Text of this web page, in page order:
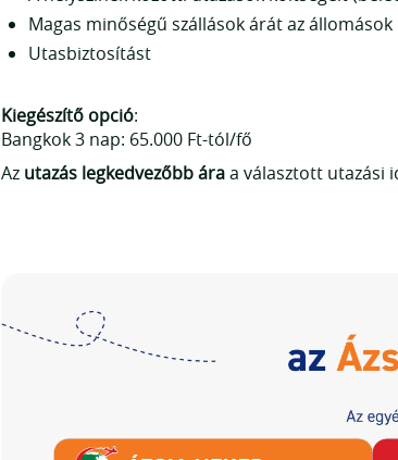
Magas minőségű szállások árát az
Utasbiztosítást
Kiegészítő opció:
Bangkok 3 nap: 65.000 Ft-tól/fő
Az utazás legkedvezőbb áraa választott utazási